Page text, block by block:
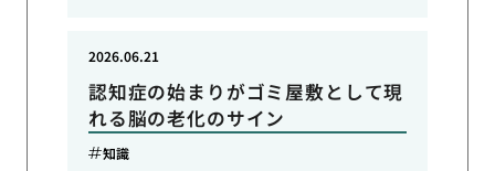
認知症の始まりがゴミ屋敷として現
れる脳の老化のサイン
2026.06.21
知識